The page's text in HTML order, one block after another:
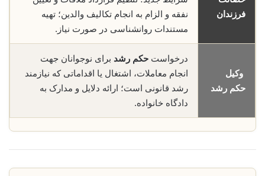
فرزندان
نفقه و الزام به انجام تکالیف والدین؛ تهیه
مستندات روانشناسی در صورت نیاز.
وکیل
حکم رشد
درخواست حکم رشد برای نوجوانان جهت
انجام معاملات، اشتغال یا اقداماتی که نیازمند
رشد قانونی است؛ ارائه دلایل و مدارک به
دادگاه خانواده.